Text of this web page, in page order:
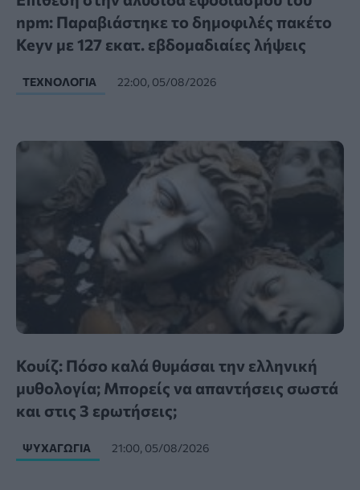
npm: Παραβιάστηκε το δημοφιλές πακέτο
Keyv με 127 εκατ. εβδομαδιαίες λήψεις
ΤΕΧΝΟΛΟΓΊΑ 22:00, 05/08/2026
Κουίζ: Πόσο καλά θυμάσαι την ελληνική
μυθολογία; Μπορείς να απαντήσεις σωστά
και στις 3 ερωτήσεις;
ΨΥΧΑΓΩΓΊΑ 21:00, 05/08/2026